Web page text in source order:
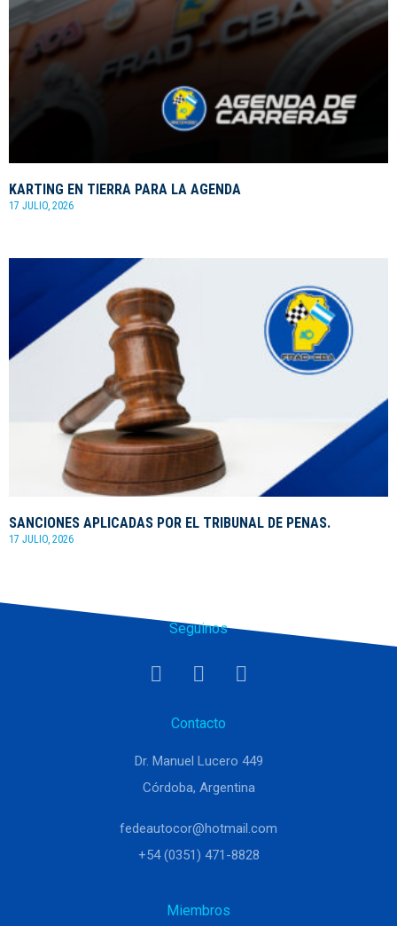
KARTING EN TIERRA PARA LA AGENDA
17 JULIO, 2026
SANCIONES APLICADAS POR EL TRIBUNAL DE PENAS.
17 JULIO, 2026
Seguinos
Contacto
Dr. Manuel Lucero 449
Córdoba, Argentina
fedeautocor@hotmail.com
+54 (0351) 471-8828
Miembros